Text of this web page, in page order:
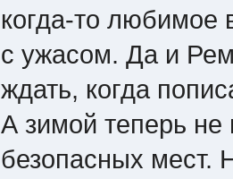
когда-то любимое
с ужасом. Да и
ждать, когда
А зимой теперь не
безопасных мест.